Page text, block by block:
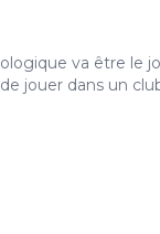
va être le
jouer dans un